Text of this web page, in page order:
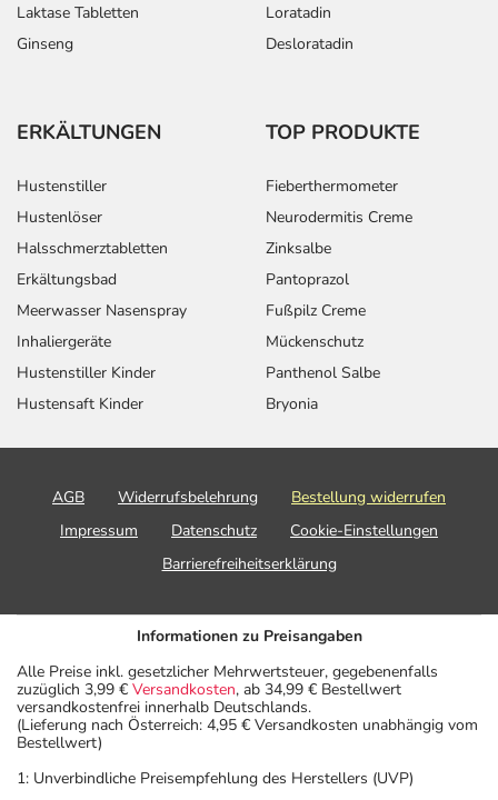
Laktase Tabletten
Ginseng
Loratadin
Desloratadin
ERKÄLTUNGEN
Hustenstiller
Hustenlöser
Halsschmerztabletten
Erkältungsbad
Meerwasser Nasenspray
Inhaliergeräte
Hustenstiller Kinder
Hustensaft Kinder
TOP PRODUKTE
Fieberthermometer
Neurodermitis Creme
Zinksalbe
Pantoprazol
Fußpilz Creme
Mückenschutz
Panthenol Salbe
Bryonia
AGB Widerrufsbelehrung
Bestellung widerrufen
Impressum
Datenschutz
Cookie-Einstellungen
Barrierefreiheitserklärung
Informationen zu Preisangaben
Alle Preise inkl. gesetzlicher Mehrwertsteuer, gegebenenfalls
zuzüglich 3,99 € Versandkosten, ab 34,99 € Bestellwert
versandkostenfrei innerhalb Deutschlands.
(Lieferung nach Österreich: 4,95 € Versandkosten unabhängig vom
Bestellwert)
1: Unverbindliche Preisempfehlung des Herstellers (UVP)